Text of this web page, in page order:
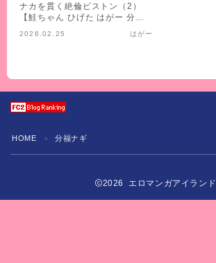
ナカを貫く絶倫ピストン（2）
【鮭ちゃん ひげた はがー 分福
2026.02.25 はがー
HOME ＞ 分福ナギ
2026 エロマンガアイランド